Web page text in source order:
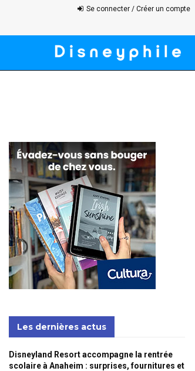
Se connecter / Créer un compte
Les dernières actus
Disneyland Resort accompagne la rentrée
scolaire à Anaheim : surprises, fournitures et